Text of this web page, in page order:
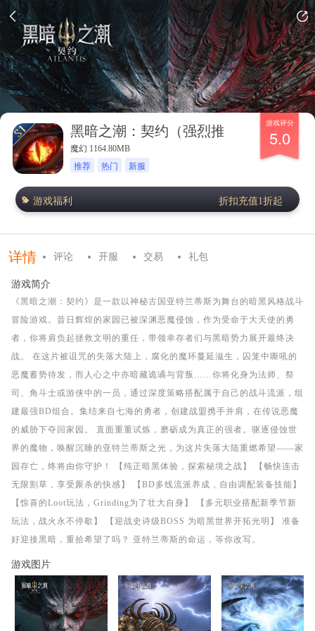
黑暗之潮：契约（强烈推荐）
魔幻 1164.80MB
推荐 热门 新服
游戏评分
5.0
游戏福利 折扣充值1折起
详情 评论 开服 交易 礼包
游戏简介
《黑暗之潮：契约》是一款以神秘古国亚特兰蒂斯为舞台的暗黑风格战斗
冒险游戏。昔日辉煌的家园已被深渊恶魔侵蚀，作为受命于大天使的勇
者，你将肩负起拯救文明的重任，带领幸存者们与黑暗势力展开最终决
战。 在这片被诅咒的失落大陆上，腐化的魔环蔓延滋生，囚笼中嘶吼的
恶魔蓄势待发，而人心之中亦暗藏诡谲与背叛……你将化身为法师、祭
司、角斗士或游侠中的一员，通过深度策略搭配属于自己的战斗流派，组
建最强BD组合。集结来自七海的勇者，创建战盟携手并肩，在传说恶魔
的威胁下夺回家园。 直面重重试炼，磨砺成为真正的强者。驱逐侵蚀世
界的魔物，唤醒沉睡的亚特兰蒂斯之光，为这片失落大陆重燃希望——家
园存亡，终将由你守护！ 【纯正暗黑体验，探索秘境之战】 【畅快连击
无限割草，享受厮杀的快感】 【BD多线流派养成，自由调配装备技能】
【惊喜的Loot玩法，Grinding为了壮大自身】 【多元职业搭配新季节新
玩法，战火永不停歇】 【迎战史诗级BOSS 为暗黑世界开拓光明】 准备
好迎接黑暗，重拾希望了吗？ 亚特兰蒂斯的命运，等你改写。
游戏图片